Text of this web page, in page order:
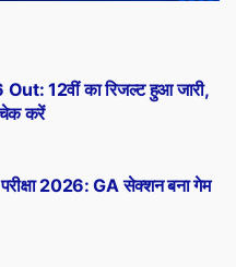
2026: GA सेक्शन बना गेम
12वीं का रिजल्ट हुआ जारी,
चेक करें